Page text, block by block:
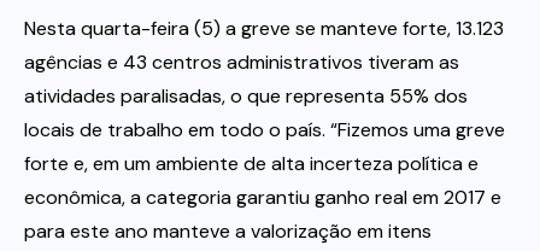
Nesta quarta-feira (5) a greve se manteve forte, 13.123
agências e 43 centros administrativos tiveram as
atividades paralisadas, o que representa 55% dos
locais de trabalho em todo o país. “Fizemos uma greve
forte e, em um ambiente de alta incerteza política e
econômica, a categoria garantiu ganho real em 2017 e
para este ano manteve a valorização em itens